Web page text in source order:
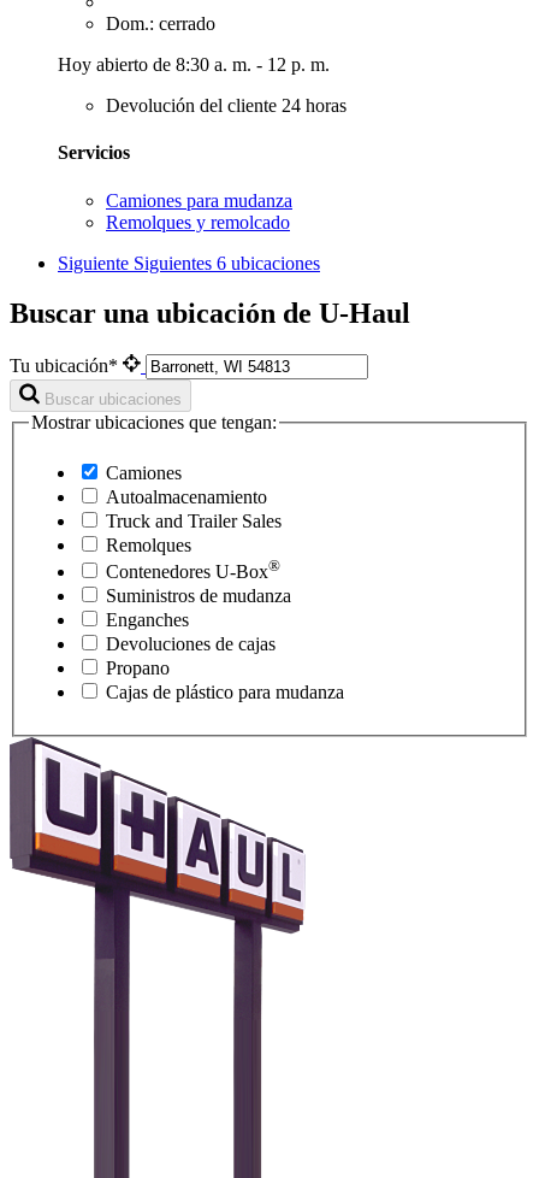
Dom.: cerrado
Hoy abierto de 8:30 a. m. - 12 p. m.
Devolución del cliente 24 horas
Servicios
Camiones para mudanza
Remolques y remolcado
Siguiente Siguientes 6 ubicaciones
Buscar una ubicación de U-Haul
Tu ubicación*
Buscar ubicaciones
Mostrar ubicaciones que tengan:
Camiones
Autoalmacenamiento
Truck and Trailer Sales
Remolques
Contenedores U-Box®
Suministros de mudanza
Enganches
Devoluciones de cajas
Propano
Cajas de plástico para mudanza